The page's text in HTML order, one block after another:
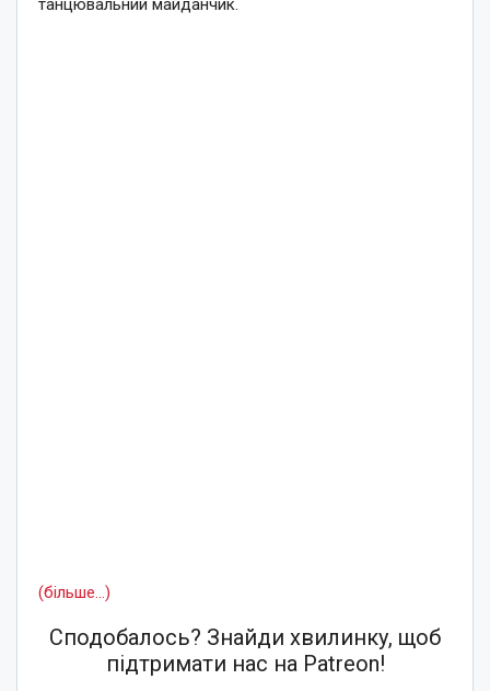
(більше…)
Сподобалось? Знайди хвилинку, щоб
підтримати нас на Patreon!